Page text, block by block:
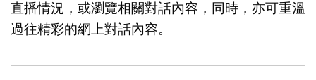
直播情況，或瀏覽相關對話內容，同時，亦可重溫
過往精彩的網上對話內容。